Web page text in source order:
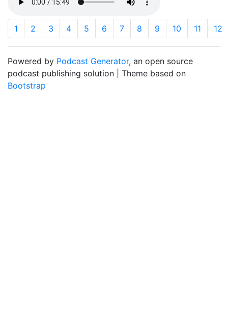
1 2 3 4 5 6 7 8 9 10 11 12
Powered by Podcast Generator, an open source
podcast publishing solution | Theme based on
Bootstrap